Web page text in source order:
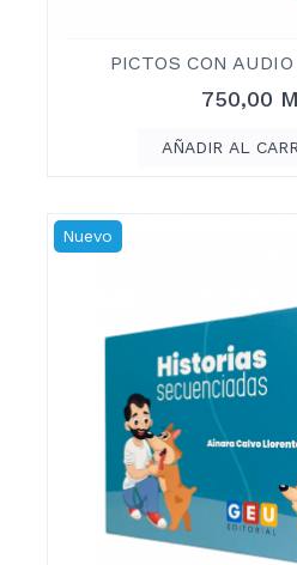
PICTOS CON
Precio
750,00
AÑADIR AL
Nuevo